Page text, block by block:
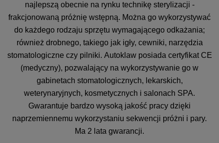
najlepszą obecnie na rynku technikę sterylizacji -
frakcjonowaną próżnię wstępną. Można go wykorzystywać
do każdego rodzaju sprzętu wymagającego odkażania;
również drobnego, takiego jak igły, cewniki, narzędzia
stomatologiczne czy pilniki. Autoklaw posiada certyfikat CE
(medyczny), pozwalający na wykorzystywanie go w
gabinetach stomatologicznych, lekarskich,
weterynaryjnych, kosmetycznych i salonach SPA.
Gwarantuje bardzo wysoką jakość pracy dzięki
naprzemiennemu wykorzystaniu sekwencji próżni i pary.
Ma 2 lata gwarancji.